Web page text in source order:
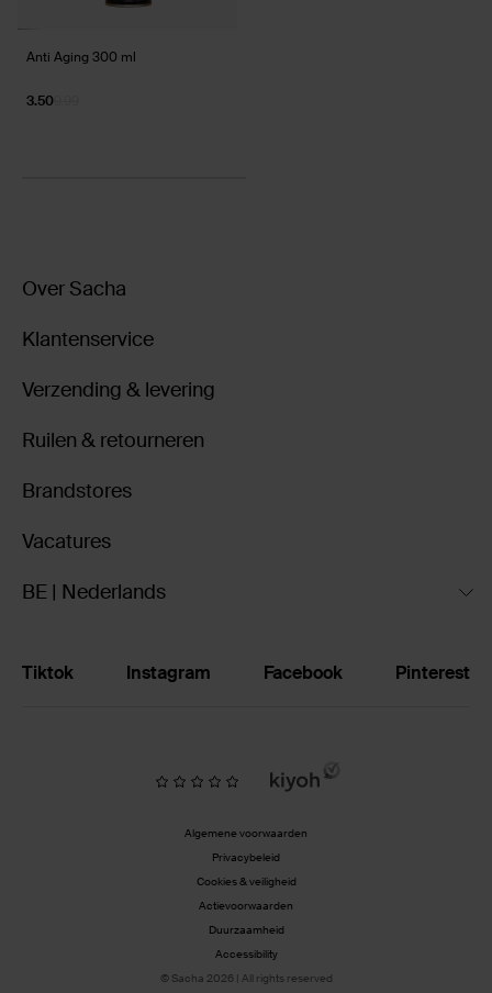
Anti Aging 300 ml
3.50
Over Sacha
Klantenservice
Verzending & levering
Ruilen & retourneren
Brandstores
Vacatures
BE | Nederlands
Tiktok Instagram Facebook Pinterest
Algemene voorwaarden
Privacybeleid
Cookies & veiligheid
Actievoorwaarden
Duurzaamheid
Accessibility
© Sacha 2026 | All rights reserved